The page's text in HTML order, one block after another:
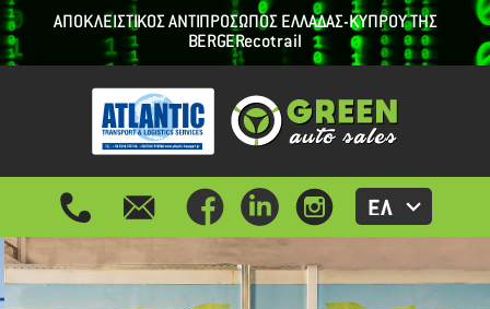
ΑΠΟΚΛΕΙΣΤΙΚΟΣ ΑΝΤΙΠΡΟΣΩΠΟΣ ΕΛΛΑΔΑΣ-ΚΥΠΡΟΥ ΤΗΣ
BERGERecotrail